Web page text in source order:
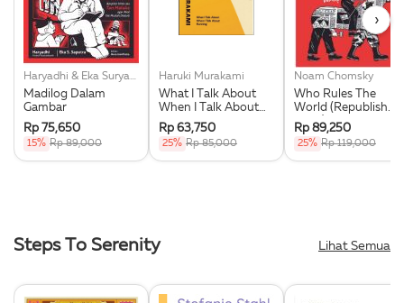
Haryadhi & Eka Suryana Saputra
Madilog Dalam
Gambar
Rp 75,650
15% Rp 89,000
Haruki Murakami
What I Talk About
When I Talk About
Running
Rp 63,750
25% Rp 85,000
Noam Chomsky
Who Rules The
World (Republish
2025)
Rp 89,250
25% Rp 119,000
›
Steps To Serenity Lihat Semua